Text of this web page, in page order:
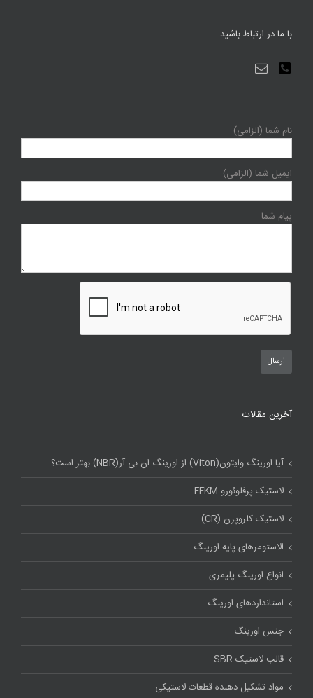
با ما در ارتباط باشید
نام شما (الزامی)
ایمیل شما (الزامی)
پیام شما
آخرین مقالات
آیا اورینگ وایتون(Viton) از اورینگ ان بی آر(NBR) بهتر است؟
لاستیک پرفلوئورو FFKM
لاستیک کلروپرن (CR)
الاستومرهای پایه اورینگ
انواع اورینگ پلیمری
استاندارد‌های اورینگ
جنس اورینگ
قالب لاستیک SBR
مواد تشکیل دهنده قطعات لاستیکی